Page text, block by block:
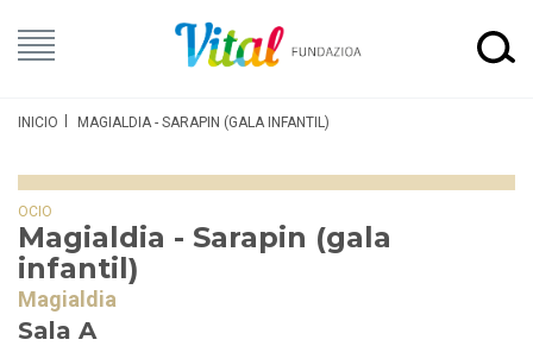
INICIO MAGIALDIA - SARAPIN (GALA INFANTIL)
OCIO
Magialdia - Sarapin (gala
infantil)
Magialdia
Sala A